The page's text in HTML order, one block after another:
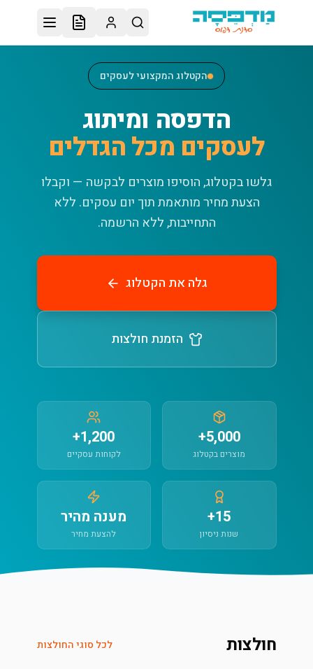
דלג לתוכן הראשי
הקטלוג המקצועי לעסקים
הדפסה ומיתוג
לעסקים מכל הגדלים
גלשו בקטלוג, הוסיפו מוצרים לבקשה — וקבלו
הצעת מחיר מותאמת תוך יום עסקים. ללא
התחייבות, ללא הרשמה.
גלה את הקטלוג
הזמנת חולצות
5,000+
מוצרים בקטלוג
1,200+
לקוחות עסקיים
15+
שנות ניסיון
מענה מהיר
להצעת מחיר
חולצות לכל סוגי החולצות